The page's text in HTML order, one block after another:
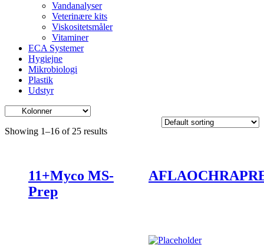
Vandanalyser
Veterinære kits
Viskositetsmåler
Vitaminer
ECA Systemer
Hygiejne
Mikrobiologi
Plastik
Udstyr
Showing 1–16 of 25 results
11+Myco MS-
Prep